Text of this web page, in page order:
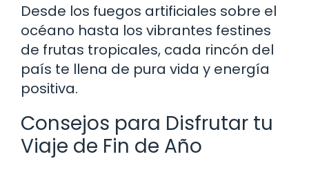
Desde los fuegos artificiales sobre el
océano hasta los vibrantes festines
de frutas tropicales, cada rincón del
país te llena de pura vida y energía
positiva.
Consejos para Disfrutar tu
Viaje de Fin de Año